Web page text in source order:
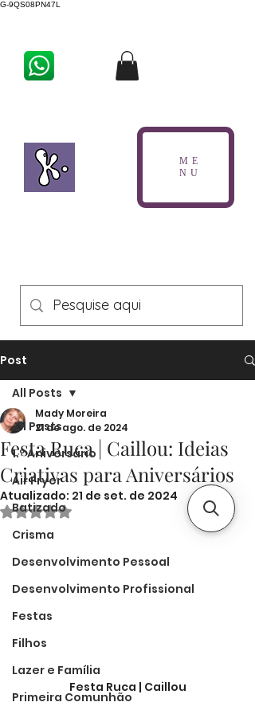
G-9QS08PN47L
ME
NU
Post
All Posts
1.º Aniversário
Air Fryer
Batizado
Crisma
Desenvolvimento Pessoal
Desenvolvimento Profissional
Festas
Filhos
Lazer e Família
Primeira Comunhão
All Posts
Festa Ruca | Caillou: Ideias
Criativas para Aniversários
Mady Moreira
21 de ago. de 2024
Atualizado: 21 de set. de 2024
Avaliado com NaN de 5 estrelas.
Festa Ruca | Caillou